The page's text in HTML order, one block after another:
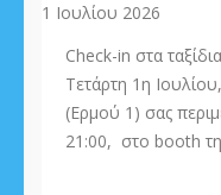
1 Ιουλίου 2026
Check-in στα
Τετάρτη 1η
(Ερμού 1) σας
21:00, στο booth